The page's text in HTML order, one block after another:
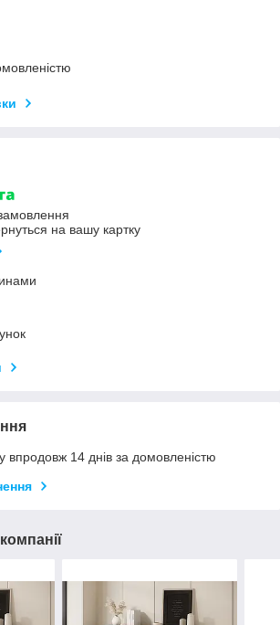
на вашу картку
впродовж 14 днів за домовленістю